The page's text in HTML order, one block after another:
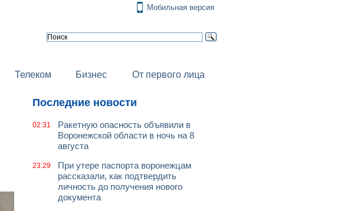
Мобильная версия
Телеком Бизнес От первого лица
Последние новости
02:31
Ракетную опасность объявили в
Воронежской области в ночь на 8
августа
23:29
При утере паспорта воронежцам
рассказали, как подтвердить
личность до получения нового
документа